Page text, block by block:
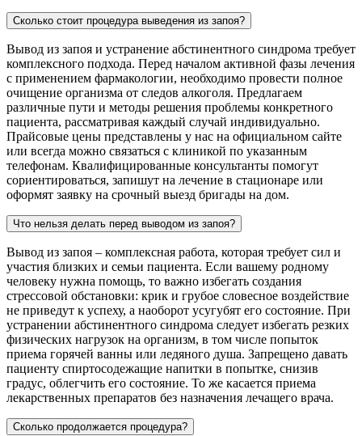
Сколько стоит процедура выведения из запоя?
Вывод из запоя и устранение абстинентного синдрома требует
комплексного подхода. Перед началом активной фазы лечения
с применением фармакологии, необходимо провести полное
очищение организма от следов алкоголя. Предлагаем
различные пути и методы решения проблемы конкретного
пациента, рассматривая каждый случай индивидуально.
Прайсовые цены представлены у нас на официальном сайте
или всегда можно связаться с клиникой по указанным
телефонам. Квалифицированные консультанты помогут
сориентироваться, запишут на лечение в стационаре или
оформят заявку на срочный выезд бригады на дом.
Что нельзя делать перед выводом из запоя?
Вывод из запоя – комплексная работа, которая требует сил и
участия близких и семьи пациента. Если вашему родному
человеку нужна помощь, то важно избегать создания
стрессовой обстановки: крик и грубое словесное воздействие
не приведут к успеху, а наоборот усугубят его состояние. При
устранении абстинентного синдрома следует избегать резких
физических нагрузок на организм, в том числе попыток
приема горячей ванны или ледяного душа. Запрещено давать
пациенту спиртосодежащие напитки в попытке, снизив
градус, облегчить его состояние. То же касается приема
лекарственных препаратов без назначения лечащего врача.
Сколько продолжается процедура?